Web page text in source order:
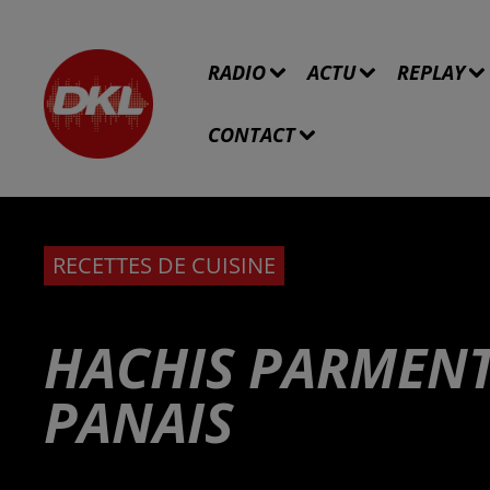
RADIO ACTU REPLAY
CONTACT
RECETTES DE CUISINE
HACHIS
PANAIS